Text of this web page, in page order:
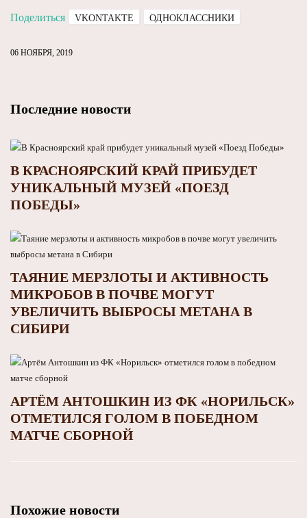
Поделиться VKONTAKTE ОДНОКЛАССНИКИ
06 НОЯБРЯ, 2019
Последние новости
В КРАСНОЯРСКИЙ КРАЙ ПРИБУДЕТ
УНИКАЛЬНЫЙ МУЗЕЙ «ПОЕЗД
ПОБЕДЫ»
ТАЯНИЕ МЕРЗЛОТЫ И АКТИВНОСТЬ
МИКРОБОВ В ПОЧВЕ МОГУТ
УВЕЛИЧИТЬ ВЫБРОСЫ МЕТАНА В
СИБИРИ
АРТЁМ АНТОШКИН ИЗ ФК «НОРИЛЬСК»
ОТМЕТИЛСЯ ГОЛОМ В ПОБЕДНОМ
МАТЧЕ СБОРНОЙ
Похожие новости